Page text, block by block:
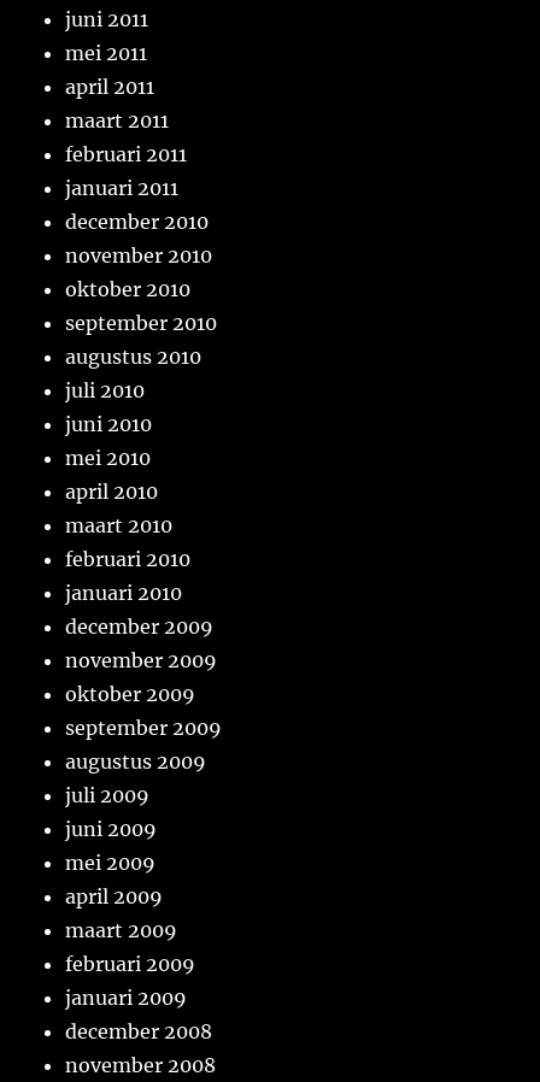
juni 2011
mei 2011
april 2011
maart 2011
februari 2011
januari 2011
december 2010
november 2010
oktober 2010
september 2010
augustus 2010
juli 2010
juni 2010
mei 2010
april 2010
maart 2010
februari 2010
januari 2010
december 2009
november 2009
oktober 2009
september 2009
augustus 2009
juli 2009
juni 2009
mei 2009
april 2009
maart 2009
februari 2009
januari 2009
december 2008
november 2008